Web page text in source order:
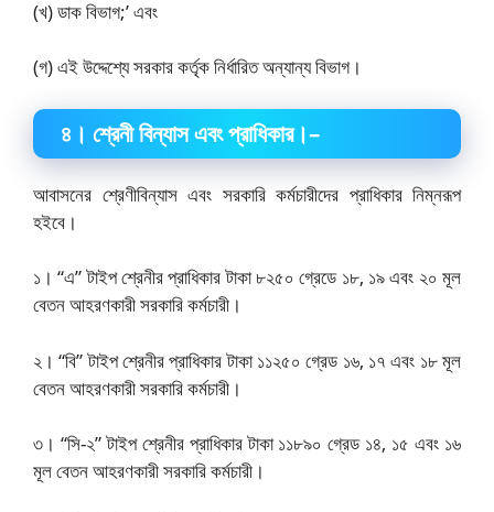
(খ) ডাক বিভাগ;’ এবং
(গ) এই উদ্দেশ্যে সরকার কর্তৃক নির্ধারিত অন্যান্য বিভাগ।
৪ । শ্রেনী বিন্যাস এবং প্রাধিকার।–
আবাসনের শ্রেণীবিন্যাস এবং সরকারি কর্মচারীদের প্রাধিকার নিম্নরূপ
হইবে।
১। “এ” টাইপ শ্রেনীর প্রাধিকার টাকা ৮২৫০ গ্রেডে ১৮, ১৯ এবং ২০ মূল
বেতন আহরণকারী সরকারি কর্মচারী।
২। “বি” টাইপ শ্রেনীর প্রাধিকার টাকা ১১২৫০ গ্রেড ১৬, ১৭ এবং ১৮ মূল
বেতন আহরণকারী সরকারি কর্মচারী।
৩। “সি-২” টাইপ শ্রেনীর প্রাধিকার টাকা ১১৮৯০ গ্রেড ১৪, ১৫ এবং ১৬
মূল বেতন আহরণকারী সরকারি কর্মচারী।